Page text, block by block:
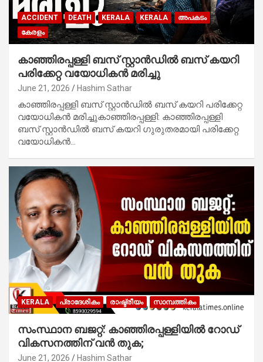
ACCIDENT DEATH KERALA KERALA
അപകടം
കേരളം
കാഞ്ഞിരപ്പള്ളി ബസ് സ്റ്റാൻഡിൽ ബസ് കയറി
പരിക്കേറ്റ വയോധികൻ മരിച്ചു
June 21, 2026 Hashim Sathar
കാഞ്ഞിരപ്പള്ളി ബസ് സ്റ്റാൻഡിൽ ബസ് കയറി പരിക്കേറ്റ
വയോധികൻ മരിച്ചുകാഞ്ഞിരപ്പള്ളി: കാഞ്ഞിരപ്പള്ളി
ബസ് സ്റ്റാൻഡിൽ ബസ് കയറി ഗുരുതരമായി പരിക്കേറ്റ
വയോധികൻ…
KERALA പ്രാദേശികം രാഷ്ട്രീയം സാമ്പത്തികം
സംസ്ഥാന ബജറ്റ്: കാഞ്ഞിരപ്പള്ളിയിൽ റോഡ്
വികസനത്തിന് വൻ തുക;
June 21, 2026 Hashim Sathar